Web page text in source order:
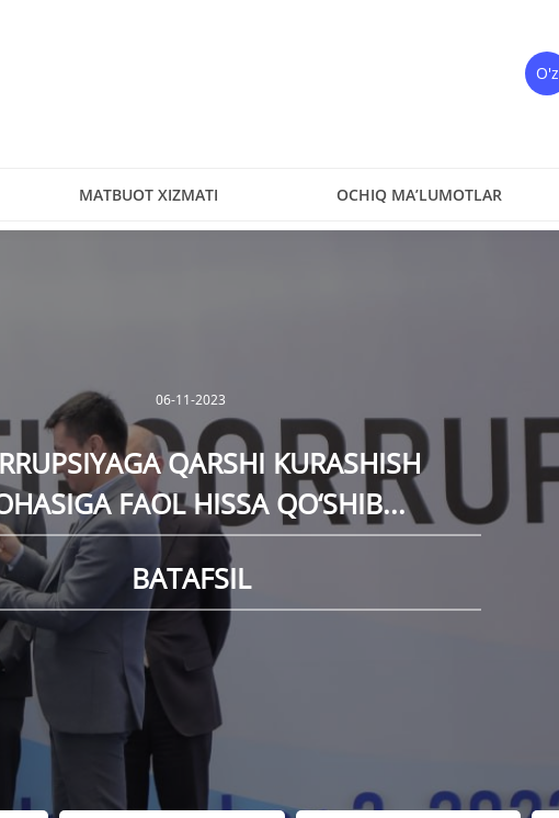
O'z
MATBUOT XIZMATI OCHIQ MA’LUMOTLAR
“III TOSHKENT AKSILKORRUPSIYA FORUMI”
DOIRASIDA INTERAKTIV SESSIYALAR...
BATAFSIL